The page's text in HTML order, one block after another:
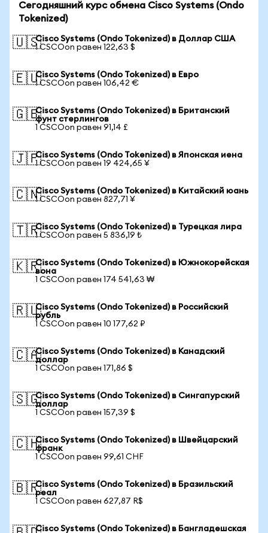
Сегодняшний курс обмена Cisco Systems (Ondo
Tokenized)
🇺🇸Cisco Systems (Ondo Tokenized) в Доллар США
1 CSCOon равен 122,63 $
🇪🇺Cisco Systems (Ondo Tokenized) в Евро
1 CSCOon равен 106,42 €
🇬🇧Cisco Systems (Ondo Tokenized) в Британский
фунт стерлингов
1 CSCOon равен 91,14 £
🇯🇵Cisco Systems (Ondo Tokenized) в Японская иена
1 CSCOon равен 19 424,65 ¥
🇨🇳Cisco Systems (Ondo Tokenized) в Китайский юань
1 CSCOon равен 827,71 ¥
🇹🇷Cisco Systems (Ondo Tokenized) в Турецкая лира
1 CSCOon равен 5 836,19 ₺
🇰🇷Cisco Systems (Ondo Tokenized) в Южнокорейская
вона
1 CSCOon равен 174 541,63 ₩
🇷🇺Cisco Systems (Ondo Tokenized) в Российский
рубль
1 CSCOon равен 10 177,62 ₽
🇨🇦Cisco Systems (Ondo Tokenized) в Канадский
доллар
1 CSCOon равен 171,86 $
🇸🇬Cisco Systems (Ondo Tokenized) в Сингапурский
доллар
1 CSCOon равен 157,39 $
🇨🇭Cisco Systems (Ondo Tokenized) в Швейцарский
франк
1 CSCOon равен 99,61 CHF
🇧🇷Cisco Systems (Ondo Tokenized) в Бразильский
реал
1 CSCOon равен 627,87 R$
Cisco Systems (Ondo Tokenized) в Бангладешская